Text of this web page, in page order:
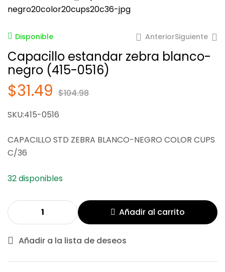
Disponible AnteriorSiguiente
Capacillo estandar zebra blanco-
negro (415-0516)
$104.98
$31.49
SKU:415-0516
CAPACILLO STD ZEBRA BLANCO-NEGRO COLOR CUPS
C/36
32 disponibles
Añadir al carrito
Añadir a la lista de deseos